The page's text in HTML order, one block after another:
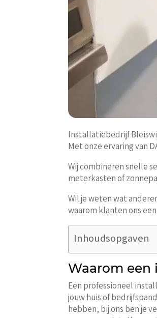
Installatiebedrijf
Met onze ervaring van
Wij combineren snelle
meterkasten of
Wil je weten wat
waarom klanten ons
Inhoudsopgaven
Waarom een
Een professioneel
jouw huis of
hebben, bij ons ben je